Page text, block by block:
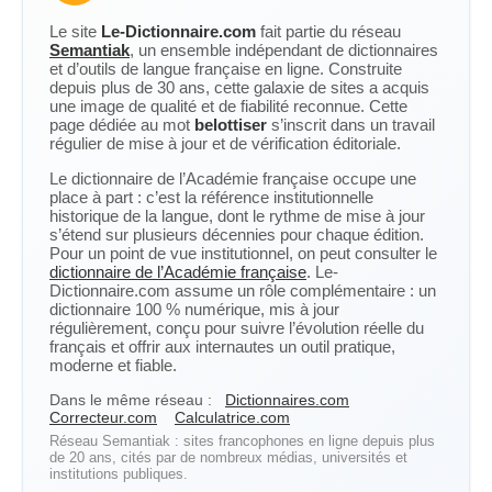
Le site Le-Dictionnaire.com fait partie du réseau
Semantiak, un ensemble indépendant de dictionnaires
et d’outils de langue française en ligne. Construite
depuis plus de 30 ans, cette galaxie de sites a acquis
une image de qualité et de fiabilité reconnue. Cette
page dédiée au mot belottiser s’inscrit dans un travail
régulier de mise à jour et de vérification éditoriale.
Le dictionnaire de l’Académie française occupe une
place à part : c’est la référence institutionnelle
historique de la langue, dont le rythme de mise à jour
s’étend sur plusieurs décennies pour chaque édition.
Pour un point de vue institutionnel, on peut consulter le
dictionnaire de l’Académie française. Le-
Dictionnaire.com assume un rôle complémentaire : un
dictionnaire 100 % numérique, mis à jour
régulièrement, conçu pour suivre l’évolution réelle du
français et offrir aux internautes un outil pratique,
moderne et fiable.
Dans le même réseau :
Dictionnaires.com
Correcteur.com
Calculatrice.com
Réseau Semantiak : sites francophones en ligne depuis plus
de 20 ans, cités par de nombreux médias, universités et
institutions publiques.